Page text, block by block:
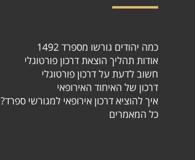
כמה יהודים גורשו מספרד 1492
אודות תהליך הוצאת דרכון פורטוגלי
חשוב לדעת על דרכון פורטוגלי
דרכון של האיחוד האירופאי
איך להוציא דרכון אירופאי למגורשי ספרד?
כל המאמרים